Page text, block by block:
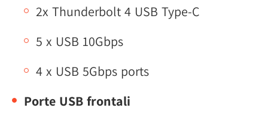
2x Thunderbolt 4 USB Type-C
5 x USB 10Gbps
4 x USB 5Gbps ports
Porte USB frontali